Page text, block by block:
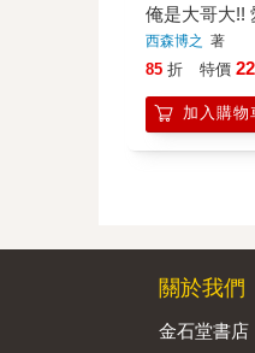
俺是大哥大!!
西森博之 著
85 折 特價
加入購物
關於我們
金石堂書店